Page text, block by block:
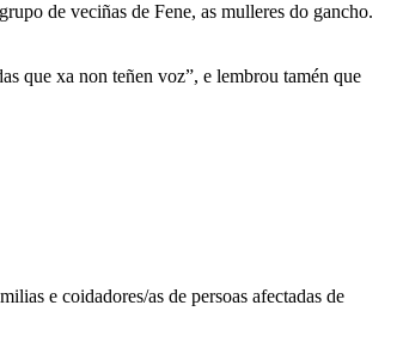
de veciñas de Fene, as mulleres do gancho.
que xa non teñen voz”, e lembrou tamén que
e coidadores/as de persoas afectadas de